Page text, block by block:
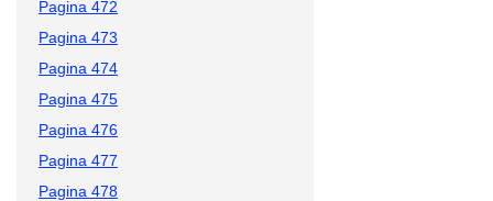
Pagina 472
Pagina 473
Pagina 474
Pagina 475
Pagina 476
Pagina 477
Pagina 478